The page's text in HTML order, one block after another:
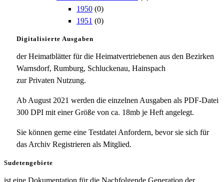
1950 (0)
1951 (0)
Digitalisierte Ausgaben
der Heimatblätter für die Heimatvertriebenen aus den Bezirken
Warnsdorf, Rumburg, Schluckenau, Hainspach
zur Privaten Nutzung.
Ab August 2021 werden die einzelnen Ausgaben als PDF-Datei
300 DPI mit einer Größe von ca. 18mb je Heft angelegt.
Sie können gerne eine Testdatei Anfordern, bevor sie sich für
das Archiv Registrieren als Mitglied.
Sudetengebiete
ist eine Dokumentation für die Nachfolgende Generation der